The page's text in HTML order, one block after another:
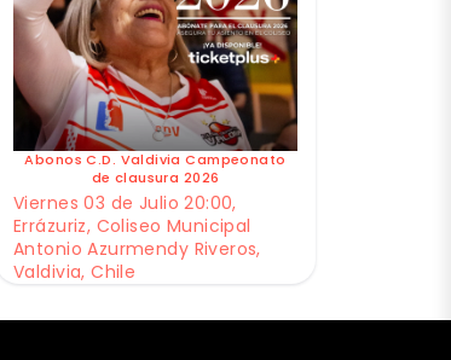
Abonos C.D. Valdivia Campeonato
de clausura 2026
Viernes 03 de Julio 20:00,
Errázuriz, Coliseo Municipal
Antonio Azurmendy Riveros,
Valdivia, Chile